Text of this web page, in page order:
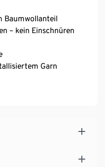
Baumwollanteil
– kein Einschnüren
Garn
perfekter Sitz, hoher